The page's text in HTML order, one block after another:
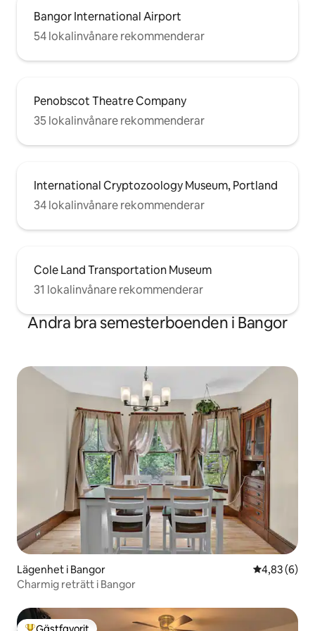
Bangor International Airport
54 lokalinvånare rekommenderar
Penobscot Theatre Company
35 lokalinvånare rekommenderar
International Cryptozoology Museum, Portland
34 lokalinvånare rekommenderar
Cole Land Transportation Museum
31 lokalinvånare rekommenderar
Andra bra semesterboenden i Bangor
Lägenhet i Bangor 4,83 av 5 i
4,83 (6)
Charmig reträtt i Bangor